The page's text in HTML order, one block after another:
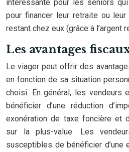
intéressante pour les seniors
pour financer leur retraite ou
restant chez eux (grâce à l’argent
Les avantages
Le viager peut offrir des
en fonction de sa situation
choisi. En général, les vendeurs
bénéficier d’une réduction
exonération de taxe foncière et
sur la plus-value. Les
susceptibles de bénéficier d’une